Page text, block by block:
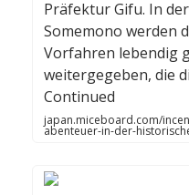
Präfektur Gifu. In
Somemono werden
Vorfahren lebendig
weitergegeben, die
Continued
japan.miceboard.com/
abenteuer-in-der-